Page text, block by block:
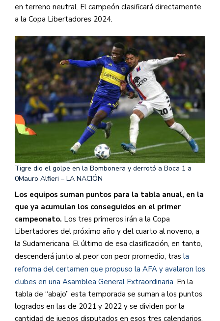
en terreno neutral. El campeón clasificará directamente
a la Copa Libertadores 2024.
Tigre dio el golpe en la Bombonera y derrotó a Boca 1 a
0Mauro Alfieri – LA NACIÓN
Los equipos suman puntos para la tabla anual, en la
que ya acumulan los conseguidos en el primer
campeonato. Los tres primeros irán a la Copa
Libertadores del próximo año y del cuarto al noveno, a
la Sudamericana. El último de esa clasificación, en tanto,
descenderá junto al peor con peor promedio, tras la
reforma del certamen que propuso la AFA y avalaron los
clubes en una Asamblea General Extraordinaria. En la
tabla de “abajo” esta temporada se suman a los puntos
logrados en las de 2021 y 2022 y se dividen por la
cantidad de juegos disputados en esos tres calendarios.